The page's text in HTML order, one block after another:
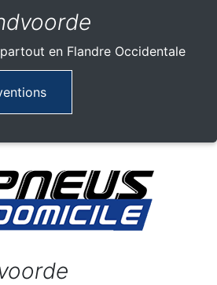
en Flandre Occidentale